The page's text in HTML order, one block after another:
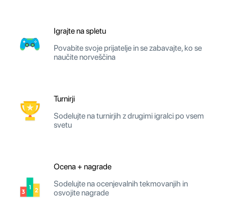
Igrajte na spletu
Povabite svoje prijatelje in se zabavajte, ko se
naučite norveščina
Turnirji
Sodelujte na turnirjih z drugimi igralci po vsem
svetu
Ocena + nagrade
Sodelujte na ocenjevalnih tekmovanjih in
osvojite nagrade